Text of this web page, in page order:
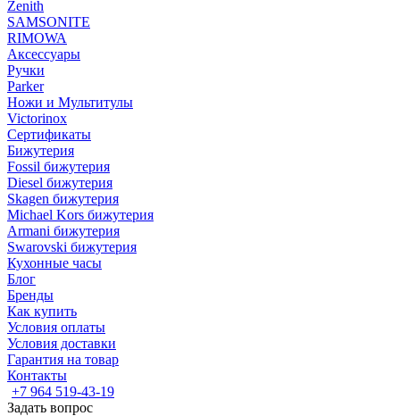
Zenith
SAMSONITE
RIMOWA
Аксессуары
Ручки
Parker
Ножи и Мультитулы
Victorinox
Сертификаты
Бижутерия
Fossil бижутерия
Diesel бижутерия
Skagen бижутерия
Michael Kors бижутерия
Armani бижутерия
Swarovski бижутерия
Кухонные часы
Блог
Бренды
Как купить
Условия оплаты
Условия доставки
Гарантия на товар
Контакты
+7 964 519-43-19
Задать вопрос